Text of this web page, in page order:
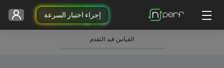
إجراء اختبار السرعة
القياس قيد التقدم